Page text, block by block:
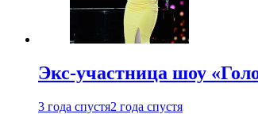
Экс-участница шоу
3 года спустя2 года спустя